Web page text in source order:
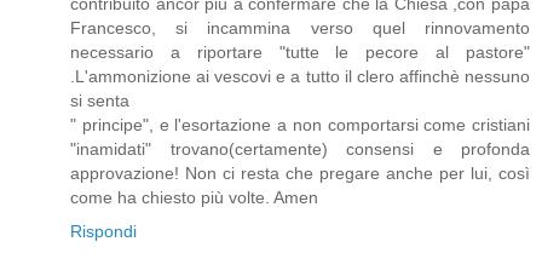
contribuito ancor più a confermare che la Chiesa ,con papa
Francesco, si incammina verso quel rinnovamento
necessario a riportare "tutte le pecore al pastore"
.L'ammonizione ai vescovi e a tutto il clero affinchè nessuno
si senta
" principe", e l'esortazione a non comportarsi come cristiani
"inamidati" trovano(certamente) consensi e profonda
approvazione! Non ci resta che pregare anche per lui, così
come ha chiesto più volte. Amen
Rispondi